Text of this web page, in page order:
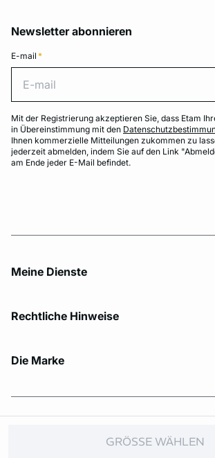
GRÖSSE WÄHLEN
Newsletter abonnieren
E-mail *
Mit der Registrierung akzeptieren Sie, dass Etam
in Übereinstimmung mit den
Ihnen kommerzielle Mitteilungen zukommen zu
jederzeit abmelden, indem Sie auf den Link
am Ende jeder E-Mail befindet.
Meine Dienste
Rechtliche Hinweise
Die Marke